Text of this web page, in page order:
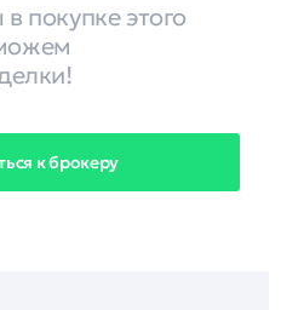
покупке этого
к брокеру